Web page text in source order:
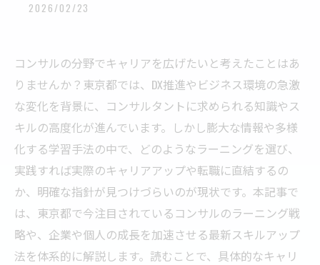
2026/02/23
コンサルの分野でキャリアを広げたいと考えたことはあ
りませんか？東京都では、DX推進やビジネス環境の急激
な変化を背景に、コンサルタントに求められる知識やス
キルの高度化が進んでいます。しかし膨大な情報や多様
化する学習手法の中で、どのようなラーニングを選び、
実践すれば実際のキャリアアップや転職に直結するの
か、明確な指針が見つけづらいのが現状です。本記事で
は、東京都で今注目されているコンサルのラーニング戦
略や、企業や個人の成長を加速させる最新スキルアップ
法を体系的に解説します。読むことで、具体的なキャリ